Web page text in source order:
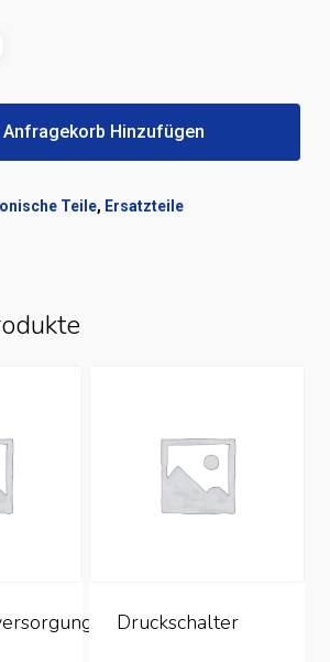
Anfragekorb Hinzufügen
Teile, Ersatzteile
Druckschalter